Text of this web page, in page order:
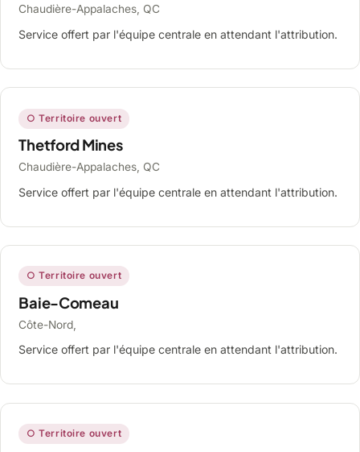
Chaudière-Appalaches, QC
Service offert par l'équipe centrale en attendant l'attribution.
○ Territoire ouvert
Thetford Mines
Chaudière-Appalaches, QC
Service offert par l'équipe centrale en attendant l'attribution.
○ Territoire ouvert
Baie-Comeau
Côte-Nord,
Service offert par l'équipe centrale en attendant l'attribution.
○ Territoire ouvert